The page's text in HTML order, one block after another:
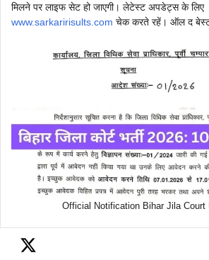
मिलने पर लाइफ सेट हो जाएगी। लेटेस्ट अपडेट्स के लिए
www.sarkaririsults.com चेक करते रहें। ऑल द
Official Notification Bihar Jila Court